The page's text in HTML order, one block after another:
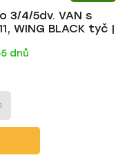
3/4/5dv. VAN s
WING BLACK tyč |
dnů